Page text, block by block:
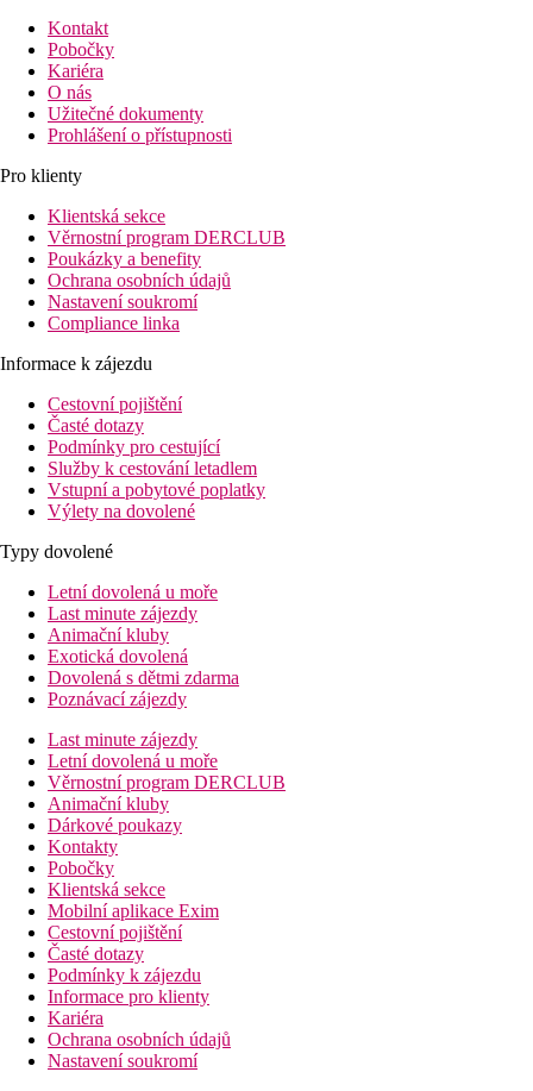
Kontakt
Pobočky
Kariéra
O nás
Užitečné dokumenty
Prohlášení o přístupnosti
Pro klienty
Klientská sekce
Věrnostní program DERCLUB
Poukázky a benefity
Ochrana osobních údajů
Nastavení soukromí
Compliance linka
Informace k zájezdu
Cestovní pojištění
Časté dotazy
Podmínky pro cestující
Služby k cestování letadlem
Vstupní a pobytové poplatky
Výlety na dovolené
Typy dovolené
Letní dovolená u moře
Last minute zájezdy
Animační kluby
Exotická dovolená
Dovolená s dětmi zdarma
Poznávací zájezdy
Last minute zájezdy
Letní dovolená u moře
Věrnostní program DERCLUB
Animační kluby
Dárkové poukazy
Kontakty
Pobočky
Klientská sekce
Mobilní aplikace Exim
Cestovní pojištění
Časté dotazy
Podmínky k zájezdu
Informace pro klienty
Kariéra
Ochrana osobních údajů
Nastavení soukromí